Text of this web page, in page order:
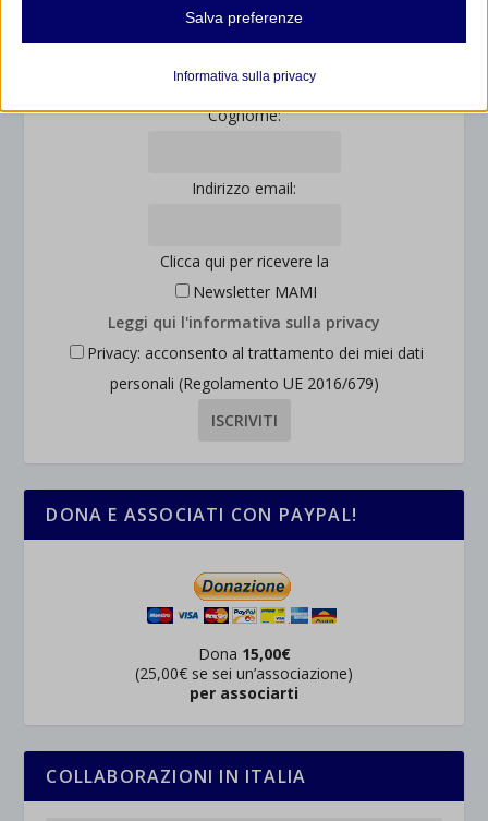
... oppure inserisci i tuoi dati:
Nome:
Cognome:
Indirizzo email:
Clicca qui per ricevere la
Newsletter MAMI
Leggi qui l'informativa sulla privacy
Privacy: acconsento al trattamento dei miei dati
personali (Regolamento UE 2016/679)
DONA E ASSOCIATI CON PAYPAL!
Dona 15,00€
(25,00€ se sei un’associazione)
per associarti
COLLABORAZIONI IN ITALIA
Analitici
interagiscono con il nostro sito web.
esplicitamente categorizzati.
Mostra dettagli
et-saved-post*
Salva preferenze
Informativa sulla privacy